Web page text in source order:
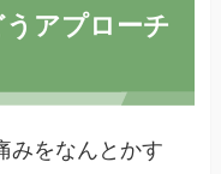
アプローチ
みをなんとかす